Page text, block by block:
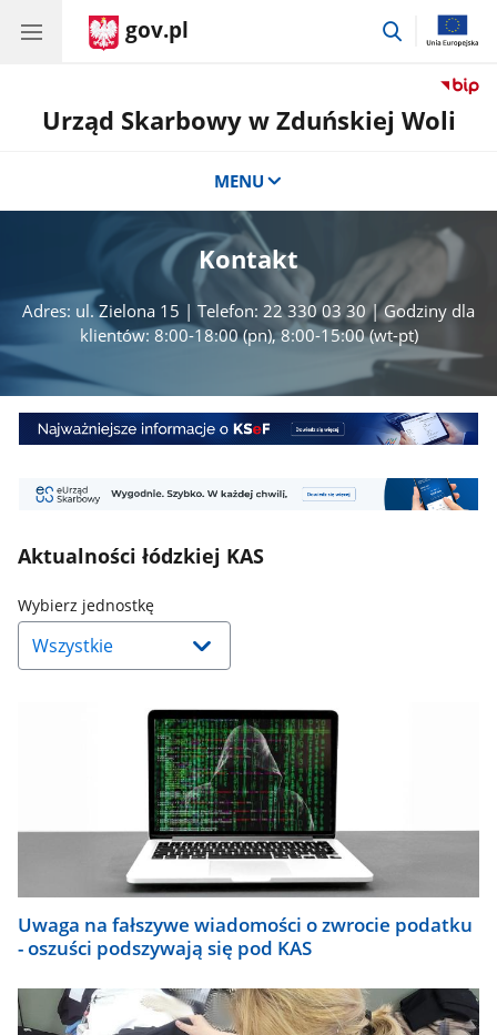
gov.pl
przejdź
Urząd Skarbowy w Zduńskiej Woli
MENU
Kontakt
Adres: ul. Zielona 15 | Telefon: 22 330 03 30 | Godziny dla
klientów: 8:00-18:00 (pn), 8:00-15:00 (wt-pt)
Środy
z
eUS
Aktualności łódzkiej KAS
Wybierz jednostkęNaciśnij
strzałkę
dół,
wybrać
odpowiednią
pozycję.
Dane
zaktualizują
się
automatycznie.
Uwaga na fałszywe wiadomości o zwrocie podatku
- oszuści podszywają się pod KAS